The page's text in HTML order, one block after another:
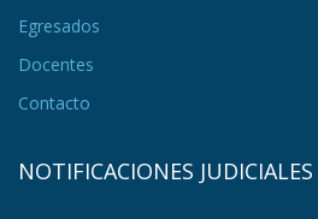
Egresados
Docentes
Contacto
NOTIFICACIONES JUDICIALES